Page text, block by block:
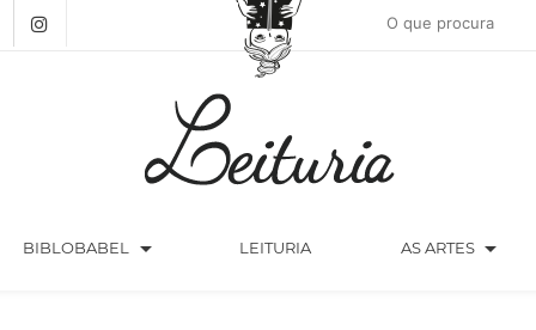
BIBLOBABEL arrow_drop_down LEITURIA AS ARTES arrow_drop_down